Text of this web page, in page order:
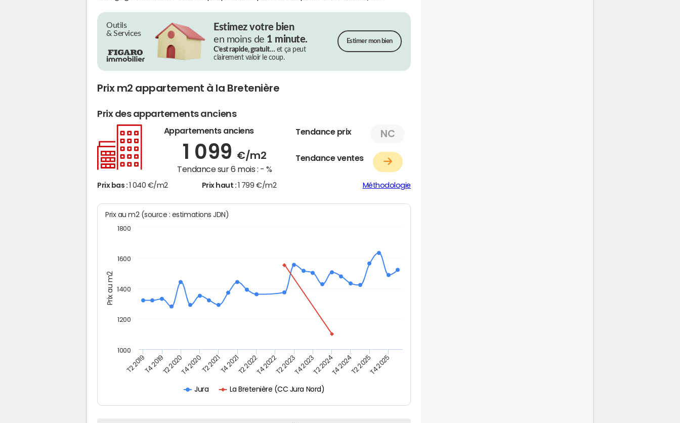
Outils
& Services
Estimez votre bien
en moins de 1 minute.
C’est rapide, gratuit…et ça peut
clairement valoir le coup.
Estimer mon bien
Prix m2 appartement à la Bretenière
Prix des appartements anciens
Appartements anciens
1 099 €/m2
Tendance sur 6 mois : - %
Tendance prix NC
Tendance ventes
Prix bas : 1 040 €/m2 Prix haut : 1 799 €/m2 Méthodologie
Prix au m2
Prix au m2 (source : estimations JDN)
Jura La Bretenière (CC Jura Nord)
T2 2019T4 2019T2 2020T4 2020T2 2021T4 2021T2 2022T4 2022T2 2023T4 2023T2 2024T4 2024T2 2025T4 2025
1000
1200
1400
1600
1800